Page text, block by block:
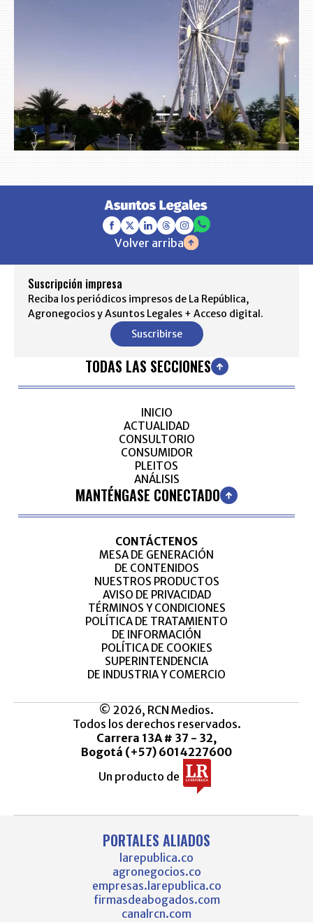
Volver arriba
Suscripción impresa
Reciba los periódicos impresos de La República,
Agronegocios y Asuntos Legales + Acceso digital.
Suscribirse
TODAS LAS SECCIONES
INICIO
ACTUALIDAD
CONSULTORIO
CONSUMIDOR
PLEITOS
ANÁLISIS
MANTÉNGASE CONECTADO
CONTÁCTENOS
MESA DE GENERACIÓN
DE CONTENIDOS
NUESTROS PRODUCTOS
AVISO DE PRIVACIDAD
TÉRMINOS Y CONDICIONES
POLÍTICA DE TRATAMIENTO
DE INFORMACIÓN
POLÍTICA DE COOKIES
SUPERINTENDENCIA
DE INDUSTRIA Y COMERCIO
© 2026, RCN Medios.
Todos los derechos reservados.
Carrera 13A # 37 - 32,
Bogotá (+57) 6014227600
Un producto de
PORTALES ALIADOS
larepublica.co
agronegocios.co
empresas.larepublica.co
firmasdeabogados.com
canalrcn.com